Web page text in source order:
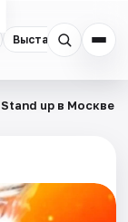
Выставки
Stand up в Москве